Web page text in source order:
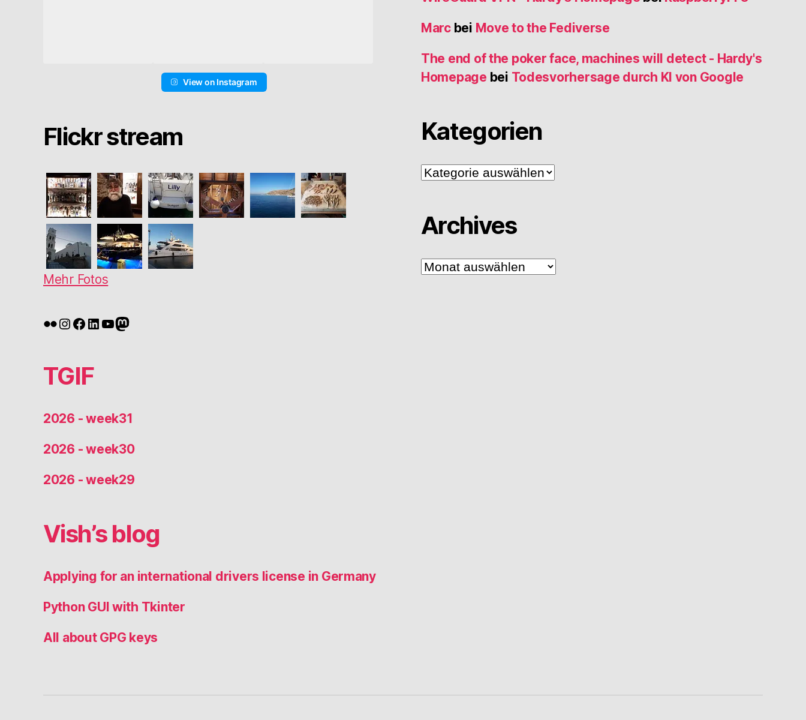
View on Instagram
Flickr stream
Mehr Fotos
Flickr
Instagram
Facebook
LinkedIn
YouTube
Mastodon
TGIF
2026 - week31
2026 - week30
2026 - week29
Vish’s blog
Applying for an international drivers license in Germany
Python GUI with Tkinter
All about GPG keys
Marcbei Move to the Fediverse
The end of the poker face, machines will detect - Hardy's
Homepage bei Todesvorhersage durch KI von Google
Kategorien
Kategorien
Archives
Archives